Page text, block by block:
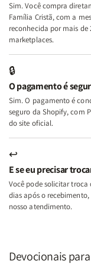
+
A
Mulher
Lar
+
A
Sim. Você compra
Família Cristã, com a
reconhecida por mais de
marketplaces.
🔒
O pagamento é
Sim. O pagamento é
seguro da Shopify, com
do site oficial.
↩
E se eu precisar
Você pode solicitar troca
dias após o
nosso atendimento.
Devocionais